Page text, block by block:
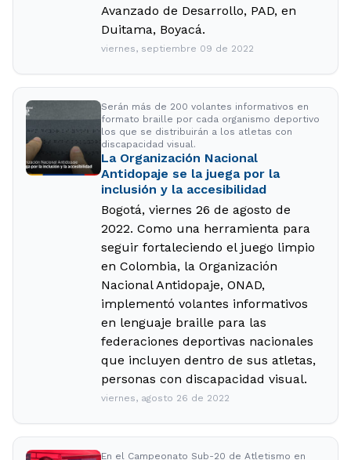
Avanzado de Desarrollo, PAD, en
Duitama, Boyacá.
viernes, septiembre 09 de 2022
Serán más de 200 volantes informativos en
formato braille por cada organismo deportivo
los que se distribuirán a los atletas con
discapacidad visual.
La Organización Nacional
Antidopaje se la juega por la
inclusión y la accesibilidad
Bogotá, viernes 26 de agosto de
2022. Como una herramienta para
seguir fortaleciendo el juego limpio
en Colombia, la Organización
Nacional Antidopaje, ONAD,
implementó volantes informativos
en lenguaje braille para las
federaciones deportivas nacionales
que incluyen dentro de sus atletas,
personas con discapacidad visual.
viernes, agosto 26 de 2022
En el Campeonato Sub-20 de Atletismo en